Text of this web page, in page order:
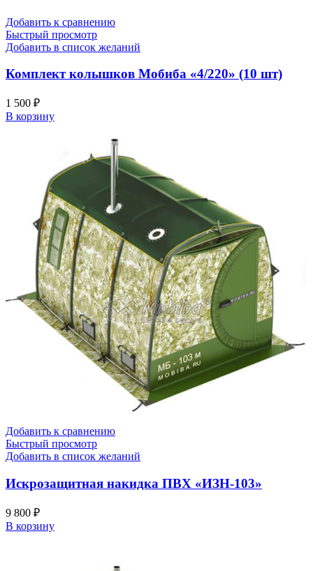
Добавить к сравнению
Быстрый просмотр
Добавить в список желаний
Комплект колышков Мобиба «4/220» (10 шт)
1 500 ₽
В корзину
Добавить к сравнению
Быстрый просмотр
Добавить в список желаний
Искрозащитная накидка ПВХ «ИЗН-103»
9 800 ₽
В корзину